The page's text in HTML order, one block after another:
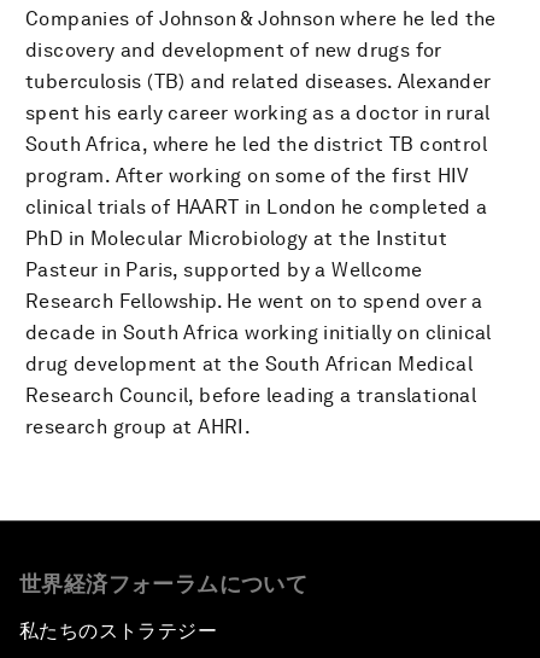
Companies of Johnson & Johnson where he led the
discovery and development of new drugs for
tuberculosis (TB) and related diseases. Alexander
spent his early career working as a doctor in rural
South Africa, where he led the district TB control
program. After working on some of the first HIV
clinical trials of HAART in London he completed a
PhD in Molecular Microbiology at the Institut
Pasteur in Paris, supported by a Wellcome
Research Fellowship. He went on to spend over a
decade in South Africa working initially on clinical
drug development at the South African Medical
Research Council, before leading a translational
research group at AHRI.
世界経済フォーラムについて
私たちのストラテジー